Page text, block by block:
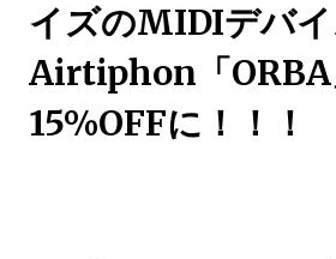
イズのMIDIデバイ
Airtiphon「ORBA
15%OFFに！！！